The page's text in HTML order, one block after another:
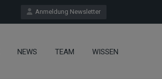
Anmeldung Newsletter
NEWS TEAM WISSEN